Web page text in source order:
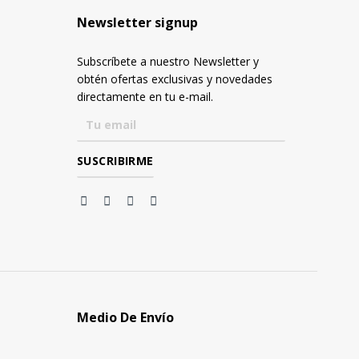
Newsletter signup
Subscríbete a nuestro Newsletter y
obtén ofertas exclusivas y novedades
directamente en tu e-mail.
Medio De Envío